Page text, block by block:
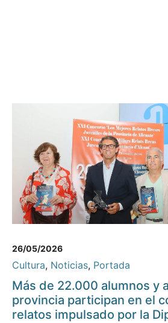
26/05/2026
Cultura, Noticias, Portada
Más de 22.000 alumnos y
provincia participan en el
relatos impulsado por la